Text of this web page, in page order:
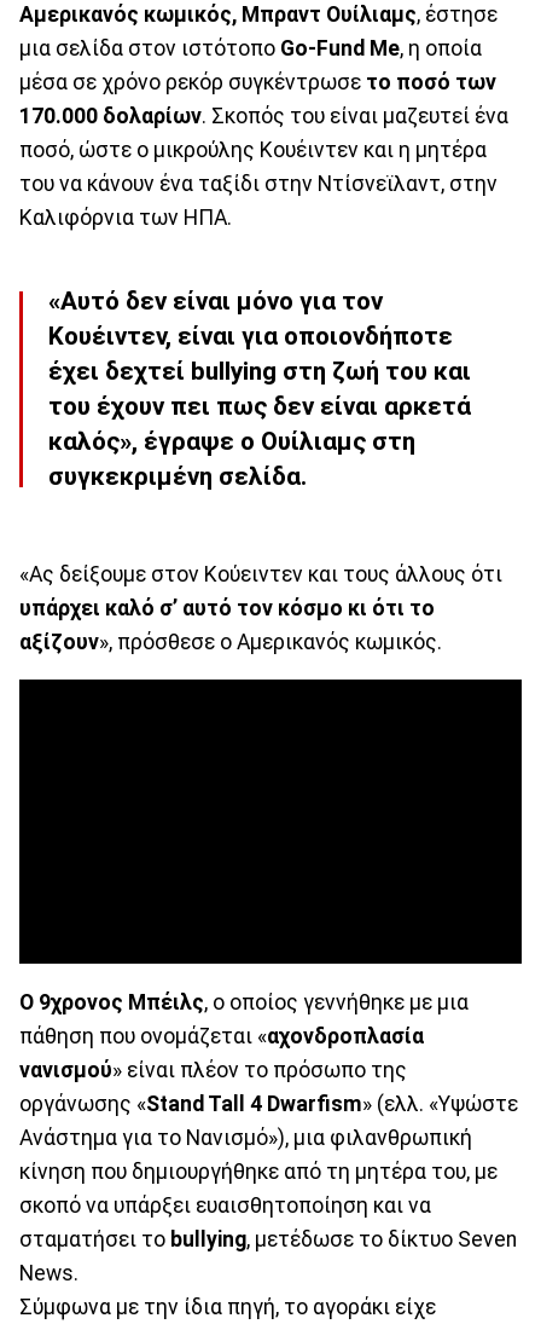
Αμερικανός κωμικός, Μπραντ Ουίλιαμς, έστησε
μια σελίδα στον ιστότοπο Go-Fund Me, η οποία
μέσα σε χρόνο ρεκόρ συγκέντρωσε το ποσό των
170.000 δολαρίων. Σκοπός του είναι μαζευτεί ένα
ποσό, ώστε ο μικρούλης Κουέιντεν και η μητέρα
του να κάνουν ένα ταξίδι στην Ντίσνεϊλαντ, στην
Καλιφόρνια των ΗΠΑ.
«Αυτό δεν είναι μόνο για τον
Κουέιντεν, είναι για οποιονδήποτε
έχει δεχτεί bullying στη ζωή του και
του έχουν πει πως δεν είναι αρκετά
καλός», έγραψε ο Ουίλιαμς στη
συγκεκριμένη σελίδα.
«Ας δείξουμε στον Κούειντεν και τους άλλους ότι
υπάρχει καλό σ’ αυτό τον κόσμο κι ότι το
αξίζουν», πρόσθεσε ο Αμερικανός κωμικός.
Ο 9χρονος Μπέιλς, ο οποίος γεννήθηκε με μια
πάθηση που ονομάζεται «αχονδροπλασία
νανισμού» είναι πλέον το πρόσωπο της
οργάνωσης «Stand Tall 4 Dwarfism» (ελλ. «Υψώστε
Ανάστημα για το Νανισμό»), μια φιλανθρωπική
κίνηση που δημιουργήθηκε από τη μητέρα του, με
σκοπό να υπάρξει ευαισθητοποίηση και να
σταματήσει το bullying, μετέδωσε το δίκτυο Seven
News.
Σύμφωνα με την ίδια πηγή, το αγοράκι είχε